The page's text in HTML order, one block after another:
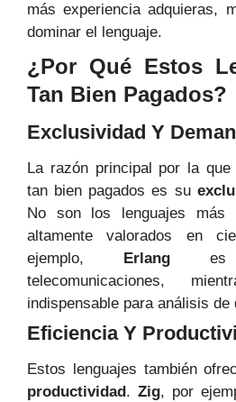
más experiencia adquieras,
dominar el lenguaje.
¿Por Qué Estos
Tan Bien Pagados?
Exclusividad Y
La razón principal por la
tan bien pagados es su
No son los lenguajes más
altamente valorados en
ejemplo,
Erlanges
telecomunicaciones,
indispensable para análisis de
Eficiencia Y
Estos lenguajes también
productividad . Zig, por